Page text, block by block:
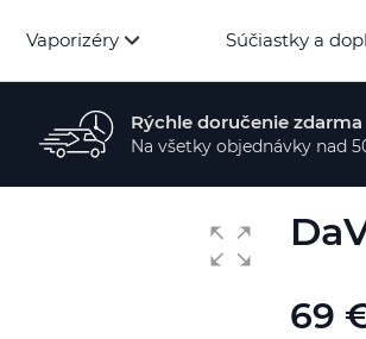
Vaporizéry Súčiastky a
Rýchle doručenie zdarma
Na všetky objednávky nad
69